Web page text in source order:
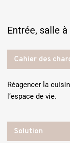
Entrée, salle
Cahier des
Réagencer la
l’espace de vie.
Solution